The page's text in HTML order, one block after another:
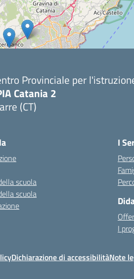
Provinciale per
Catania 2
(CT)
scuola
scuola
I
I
Dichiarazione di accessibilitàNote